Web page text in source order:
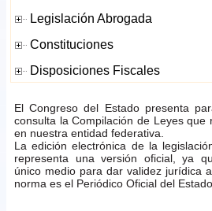
El Congreso del Estado presenta
consulta la Compilación de Leyes que
en nuestra entidad federativa.
La edición electrónica de la
representa una versión oficial, ya
único medio para dar validez jurídica
norma es el Periódico Oficial del Estado.